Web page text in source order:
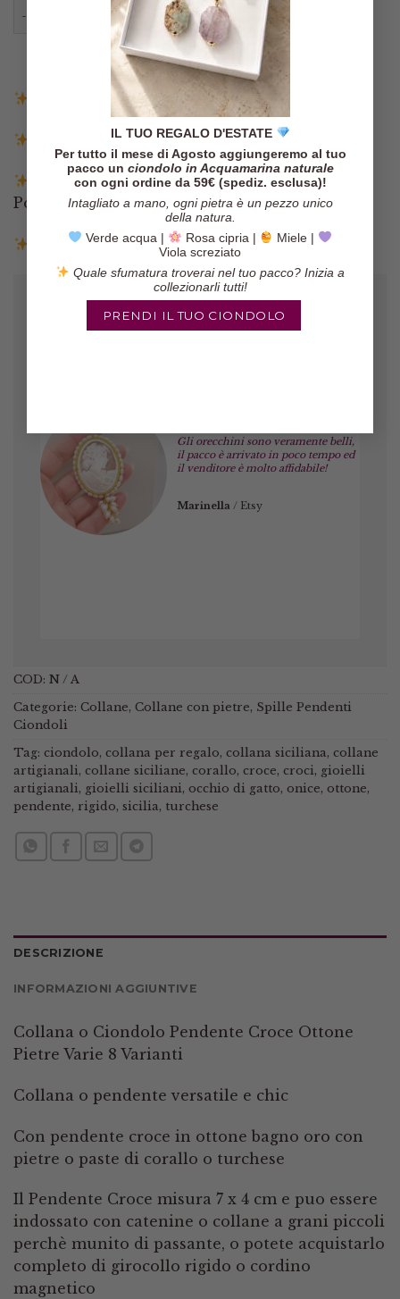
IL TUO REGALO D'ESTATE
Per tutto il mese di Agosto aggiungeremo al tuo
pacco un ciondolo in Acquamarina naturale
con ogni ordine da 59€ (spediz. esclusa)!
Intagliato a mano, ogni pietra è un pezzo unico
della natura.
Verde acqua |
Rosa cipria |
Miele |
Viola screziato
Quale sfumatura troverai nel tuo pacco? Inizia a
collezionarli tutti!
PRENDI IL TUO CIONDOLO
Collana o Ciondolo Pendente Croce Ottone Pietre
AGGIUNGI AL CARRELLO
Spedizione gratuita in Italia sopra i 140€
Spedizione entro 3 giorni lavorativi
Pagamenti tramite Paypal, Carta di credito,
Postepay e Scalapay
Resi entro 14 giorni
Gli orecchini sono veramente belli,
il pacco è arrivato in poco tempo ed
il venditore è molto affidabile!
Marinella / Etsy
COD: N / A
Categorie: Collane, Collane con pietre, Spille Pendenti
Ciondoli
Tag: ciondolo, collana per regalo, collana siciliana , collane
artigianali , collane siciliane, corallo, croce, croci , gioielli
artigianali , gioielli siciliani , occhio di gatto, onice, ottone,
pendente, rigido, sicilia , turchese
DESCRIZIONE
INFORMAZIONI AGGIUNTIVE
Collana o Ciondolo Pendente Croce Ottone
Pietre Varie 8 Varianti
Collana o pendente versatile e chic
Con pendente croce in ottone bagno oro con
pietre o paste di corallo o turchese
Il Pendente Croce misura 7 x 4 cm e puo essere
indossato con catenine o collane a grani piccoli
perchè munito di passante, o potete acquistarlo
completo di girocollo rigido o cordino
magnetico